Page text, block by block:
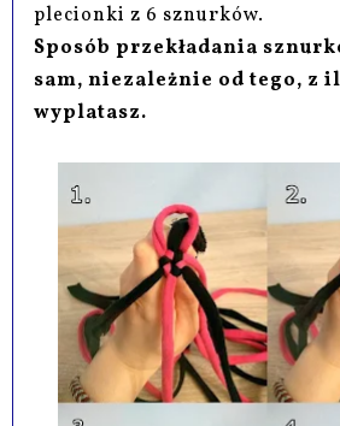
plecionki z 6 sznurków.
Sposób przekładania
sam, niezależnie od tego, z
wyplatasz.